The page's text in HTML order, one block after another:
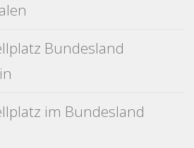
Bundesland
im Bundesland